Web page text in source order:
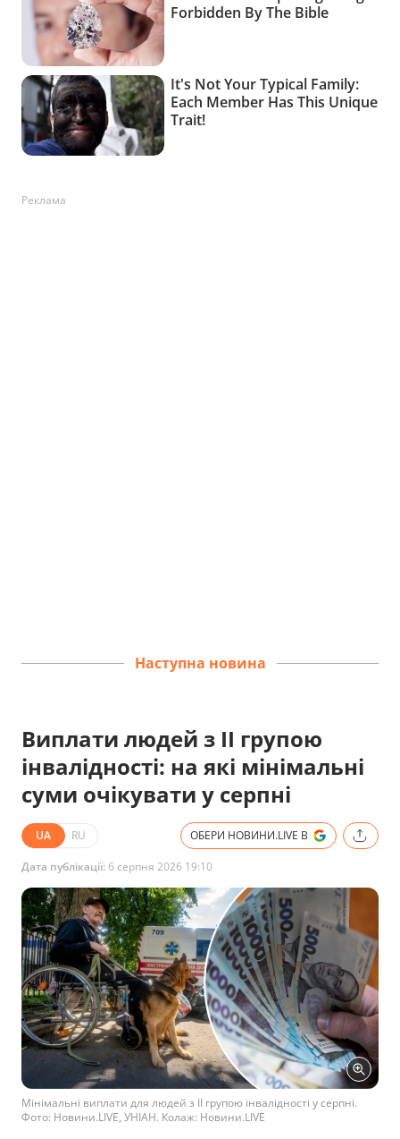
Реклама
Наступна новина
Виплати людей з ІІ групою
інвалідності: на які мінімальні
суми очікувати у серпні
UA RU ОБЕРИ НОВИНИ.LIVE В
Дата публікації: 6 серпня 2026 19:10
Мінімальні виплати для людей з ІІ групою інвалідності у серпні.
Фото: Новини.LIVE, УНІАН. Колаж: Новини.LIVE